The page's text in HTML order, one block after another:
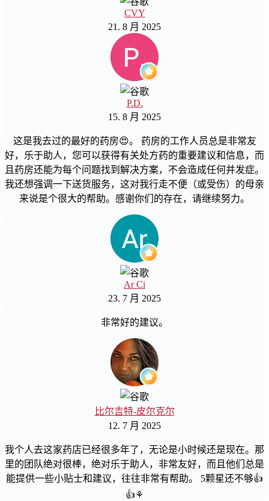
CVY
21. 8 月 2025
P.D.
15. 8 月 2025
这是我去过的最好的药房😍。 药房的工作人员总是非常友
好，乐于助人，您可以获得有关处方药的重要建议和信息，而
且药房还能为每个问题找到解决方案，不会造成任何并发症。
我还想强调一下送货服务，这对我行走不便（或受伤）的母亲
来说是个很大的帮助。感谢你们的存在，请继续努力。
Ar Ci
23. 7 月 2025
非常好的建议。
比尔吉特-皮尔克尔
12. 7 月 2025
我个人去这家药店已经很多年了，无论是小时候还是现在。那
里的团队绝对很棒，绝对乐于助人，非常友好，而且他们总是
能提供一些小贴士和建议，往往非常有帮助。 5颗星还不够👍
👍⚘️